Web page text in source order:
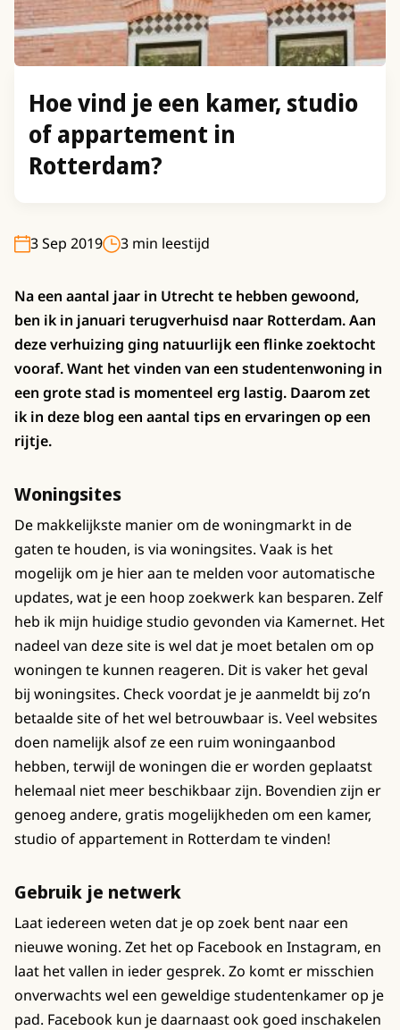
Hoe vind je een kamer, studio
of appartement in
Rotterdam?
3 Sep 2019 3 min leestijd
Na een aantal jaar in Utrecht te hebben gewoond,
ben ik in januari terugverhuisd naar Rotterdam. Aan
deze verhuizing ging natuurlijk een flinke zoektocht
vooraf. Want het vinden van een studentenwoning in
een grote stad is momenteel erg lastig. Daarom zet
ik in deze blog een aantal tips en ervaringen op een
rijtje.
Woningsites
De makkelijkste manier om de woningmarkt in de
gaten te houden, is via woningsites. Vaak is het
mogelijk om je hier aan te melden voor automatische
updates, wat je een hoop zoekwerk kan besparen. Zelf
heb ik mijn huidige studio gevonden via Kamernet. Het
nadeel van deze site is wel dat je moet betalen om op
woningen te kunnen reageren. Dit is vaker het geval
bij woningsites. Check voordat je je aanmeldt bij zo’n
betaalde site of het wel betrouwbaar is. Veel websites
doen namelijk alsof ze een ruim woningaanbod
hebben, terwijl de woningen die er worden geplaatst
helemaal niet meer beschikbaar zijn. Bovendien zijn er
genoeg andere, gratis mogelijkheden om een kamer,
studio of appartement in Rotterdam te vinden!
Gebruik je netwerk
Laat iedereen weten dat je op zoek bent naar een
nieuwe woning. Zet het op Facebook en Instagram, en
laat het vallen in ieder gesprek. Zo komt er misschien
onverwachts wel een geweldige studentenkamer op je
pad. Facebook kun je daarnaast ook goed inschakelen